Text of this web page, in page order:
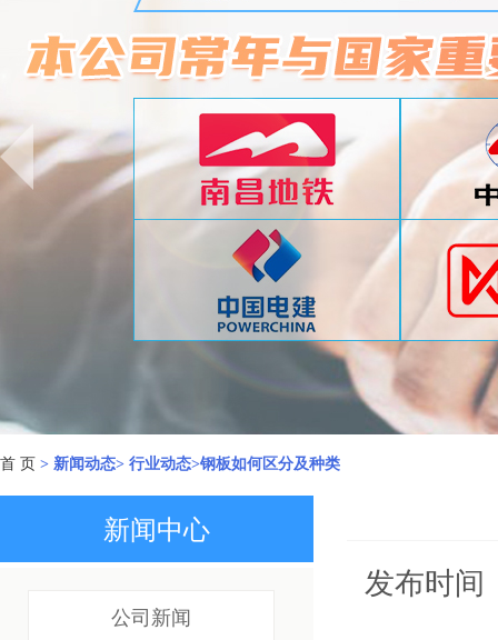
首 页 > 新闻动态> 行业动态>钢板如何区分及种类
新闻中心
公司新闻
发布时